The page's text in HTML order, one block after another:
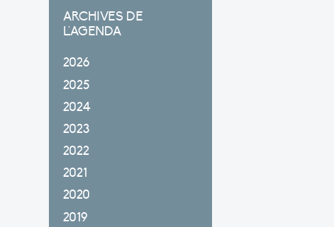
ARCHIVES DE
L'AGENDA
2026
2025
2024
2023
2022
2021
2020
2019